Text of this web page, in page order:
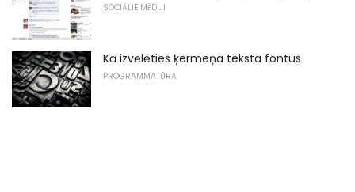
SOCIĀLIE MĒDIJI
Kā izvēlēties ķermeņa teksta fontus
PROGRAMMATŪRA